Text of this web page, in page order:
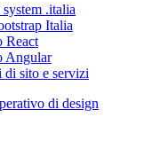
.italia
Italia
React
Angular
sito e servizi
di design